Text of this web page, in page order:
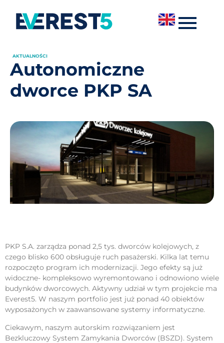
AKTUALNOŚCI
Autonomiczne
dworce PKP SA
PKP S.A. zarządza ponad 2,5 tys. dworców kolejowych, z
czego blisko 600 obsługuje ruch pasażerski. Kilka lat temu
rozpoczęto program ich modernizacji. Jego efekty są już
widoczne- kompleksowo wyremontowano i odnowiono wiele
budynków dworcowych. Aktywny udział w tym projekcie ma
Everest5. W naszym portfolio jest już ponad 40 obiektów
wyposażonych w zaawansowane systemy informatyczne.
Ciekawym, naszym autorskim rozwiązaniem jest
Bezkluczowy System Zamykania Dworców (BSZD). System